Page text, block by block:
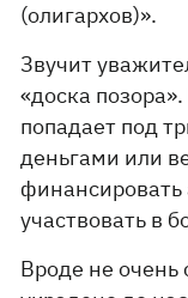
(олигархов)».
Звучит
«доска
попадает под
деньгами или
участвовать в
Вроде не очень